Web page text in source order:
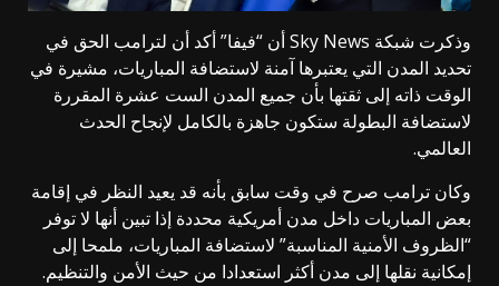
وذكرت شبكة Sky News أن “فيفا” أكد أن لترامب الحق في
تحديد المدن التي يعتبرها آمنة لاستضافة المباريات، مشيرة في
الوقت ذاته إلى ثقتها بأن جميع المدن الست عشرة المقررة
لاستضافة البطولة ستكون جاهزة بالكامل لإنجاح الحدث
العالمي.
وكان ترامب صرح في وقت سابق بأنه قد يعيد النظر في إقامة
بعض المباريات داخل مدن أمريكية محددة إذا تبين أنها لا توفر
“الظروف الأمنية المناسبة” لاستضافة المباريات، ملمحا إلى
إمكانية نقلها إلى مدن أكثر استعدادا من حيث الأمن والتنظيم.